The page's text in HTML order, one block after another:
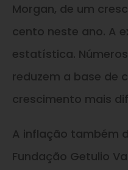
Morgan, de um
cento neste ano. A
estatística.
reduzem a base de
crescimento mais
A inflação também
Fundação Getulio